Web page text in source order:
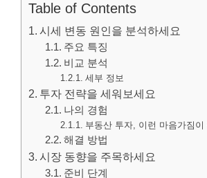
Table of Contents
시세 변동 원인을 분석하세요
주요 특징
비교 분석
세부 정보
투자 전략을 세워보세요
나의 경험
부동산 투자, 이런 마음가짐이
해결 방법
시장 동향을 주목하세요
준비 단계